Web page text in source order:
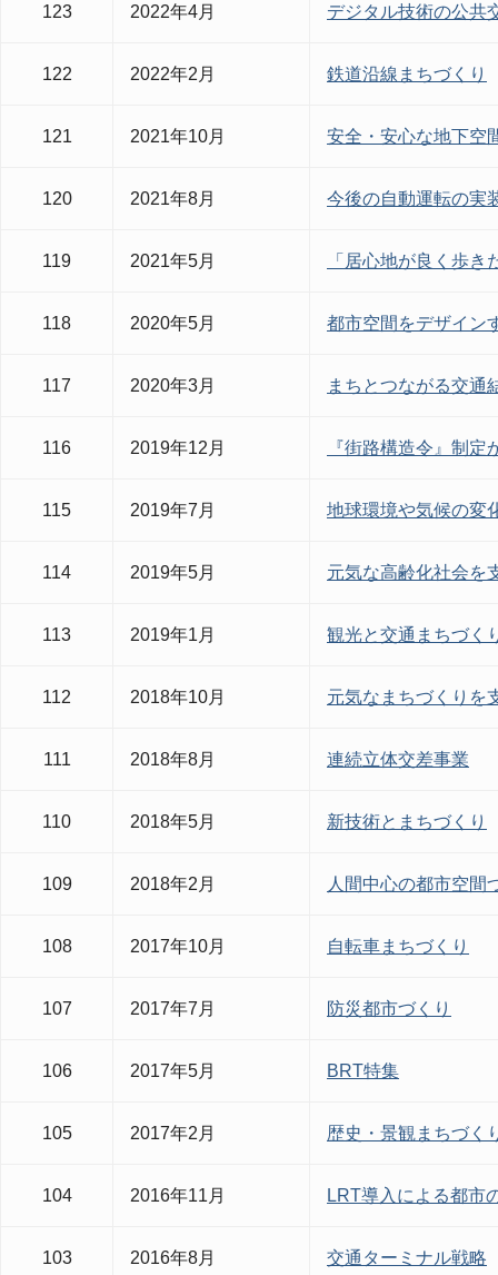
123 2022年4月 デジタル技術の公共
122 2022年2月 鉄道沿線まちづくり
121 2021年10月 安全・安心な地下空
120 2021年8月 今後の自動運転の実
119 2021年5月 「居心地が良く歩
118 2020年5月 都市空間をデザイン
117 2020年3月 まちとつながる交通
116 2019年12月 『街路構造令』制定
115 2019年7月 地球環境や気候の変
114 2019年5月 元気な高齢化社会を
113 2019年1月 観光と交通まちづく
112 2018年10月 元気なまちづくりを
111 2018年8月 連続立体交差事業
110 2018年5月 新技術とまちづくり
109 2018年2月 人間中心の都市空間
108 2017年10月 自転車まちづくり
107 2017年7月 防災都市づくり
106 2017年5月 BRT特集
105 2017年2月 歴史・景観まちづく
104 2016年11月 LRT導入による都市
103 2016年8月 交通ターミナル戦略